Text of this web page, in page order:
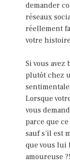
demander
réseaux
réellement
votre
Si vous
plutôt chez
Lorsque
vous
parce que ce
sauf s’il est
que vous lui
amoureuse ?!